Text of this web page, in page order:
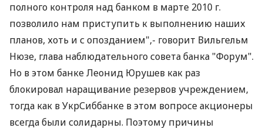
полного контроля над банком в марте 2010 г.
позволило нам приступить к выполнению наших
планов, хоть и с опозданием",- говорит Вильгельм
Нюзе, глава наблюдательного совета банка "Форум".
Но в этом банке Леонид Юрушев как раз
блокировал наращивание резервов учреждением,
тогда как в УкрСиббанке в этом вопросе акционеры
всегда были солидарны. Поэтому причины